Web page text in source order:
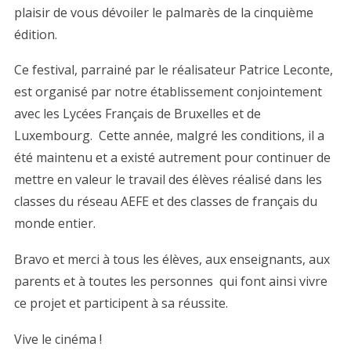
plaisir de vous dévoiler le palmarès de la cinquième
édition.
Ce festival, parrainé par le réalisateur Patrice Leconte,
est organisé par notre établissement conjointement
avec les Lycées Français de Bruxelles et de
Luxembourg. Cette année, malgré les conditions, il a
été maintenu et a existé autrement pour continuer de
mettre en valeur le travail des élèves réalisé dans les
classes du réseau AEFE et des classes de français du
monde entier.
Bravo et merci à tous les élèves, aux enseignants, aux
parents et à toutes les personnes qui font ainsi vivre
ce projet et participent à sa réussite.
Vive le cinéma !